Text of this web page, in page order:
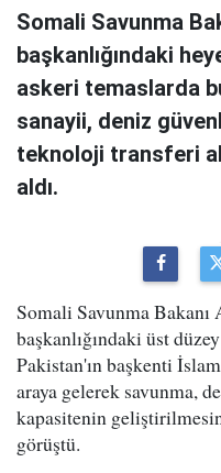
Somali Savunma
başkanlığındaki
askeri temaslarda
sanayii, deniz
teknoloji transferi
aldı.
Somali Savunma
başkanlığındaki üst
Pakistan'ın başkenti
araya gelerek savunma,
kapasitenin
görüştü.